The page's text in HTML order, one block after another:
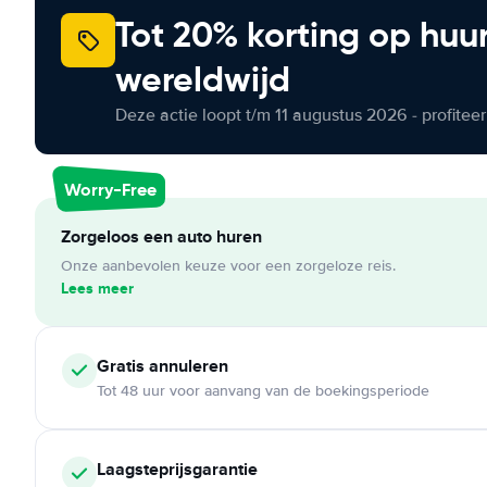
Tot 20% korting op
wereldwijd
Deze actie loopt t/m 11 augustus 2026 -
Worry-Free
Zorgeloos een auto huren
Onze aanbevolen keuze voor een zorgeloze reis.
Lees meer
Gratis annuleren
Tot 48 uur voor aanvang van de boekingsperiode
Laagsteprijsgarantie